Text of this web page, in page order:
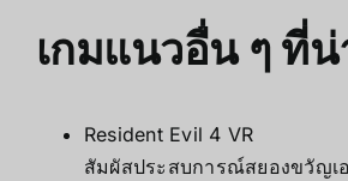
เกมแนวอื่น ๆ ที่
Resident Evil 4 VR
สัมผัสประสบการณ์สยองขวัญเ